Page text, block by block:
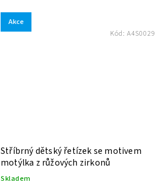
Akce
Stříbrný dětský řetízek se motivem
motýlka z růžových zirkonů
Skladem
Kód: A4S0029